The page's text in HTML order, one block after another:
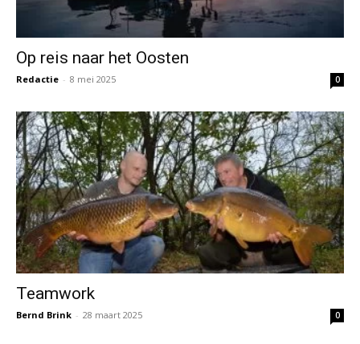
Op reis naar het Oosten
Redactie - 8 mei 2025 0
Teamwork
Bernd Brink - 28 maart 2025 0